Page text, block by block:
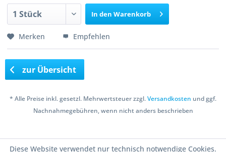
In den Warenkorb
Merken Empfehlen
zur Übersicht
* Alle Preise inkl. gesetzl. Mehrwertsteuer zzgl.Versandkosten und ggf.
Nachnahmegebühren, wenn nicht anders beschrieben
Diese Website verwendet nur technisch notwendige Cookies.